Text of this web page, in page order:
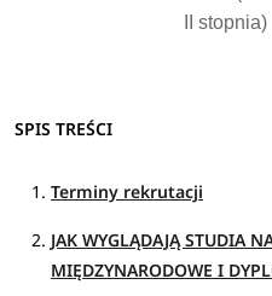
II stopnia)
SPIS TREŚCI
Terminy rekrutacji
JAK WYGLĄDAJĄ STUDIA
MIĘDZYNARODOWE I